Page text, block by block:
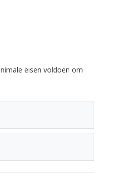
eisen voldoen om